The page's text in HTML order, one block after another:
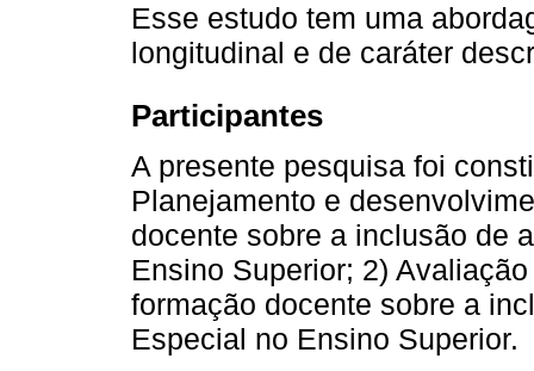
Esse estudo tem uma
longitudinal e de caráter
Participantes
A presente pesquisa foi
Planejamento e
docente sobre a inclusão de
Ensino Superior; 2)
formação docente sobre a
Especial no Ensino Superior.